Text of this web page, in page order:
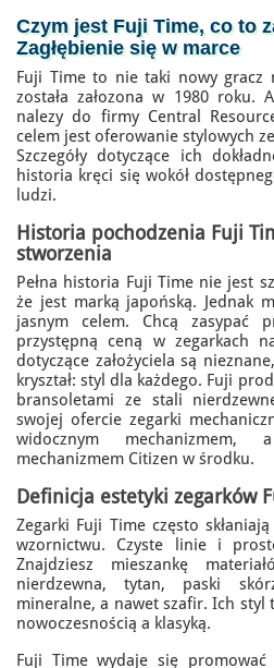
Czym jest Fuji Time, co to
Zagłębienie się w marce
Fuji Time to nie taki nowy gracz
została załozona w 1980 roku.
nalezy do firmy Central
celem jest oferowanie stylowych
Szczegóły dotyczące ich
historia kręci się wokół
ludzi.
Historia pochodzenia Fuji
stworzenia
Pełna historia Fuji Time nie jest
że jest marką japońską. Jednak
jasnym celem. Chcą zasypać
przystępną ceną w zegarkach
dotyczące założyciela są
kryształ: styl dla każdego. Fuji
bransoletami ze stali
swojej ofercie zegarki
widocznym
mechanizmem Citizen w środku.
Definicja estetyki zegarków
Zegarki Fuji Time często
wzornictwu. Czyste linie i
Znajdziesz mieszankę
nierdzewna, tytan, paski
mineralne, a nawet szafir. Ich styl
nowoczesnością a klasyką.
Fuji Time wydaje się